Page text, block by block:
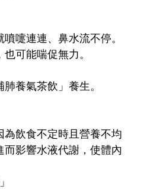
嚏連連、鼻水流不停。
可能喘促無力。
養氣茶飲」養生。
飲食不定時且營養不均
影響水液代謝，使體內